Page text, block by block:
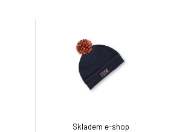
Skladem e-shop